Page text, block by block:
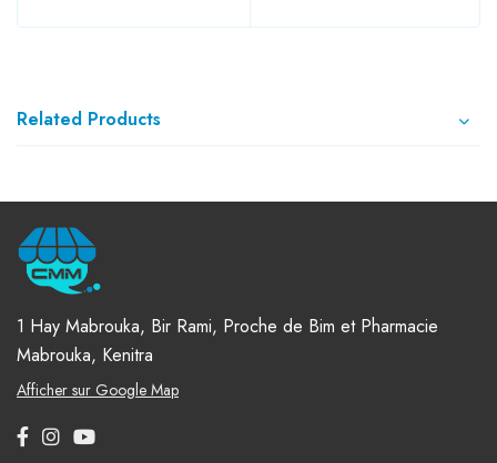
Related Products
1 Hay Mabrouka, Bir Rami, Proche de Bim et Pharmacie
Mabrouka, Kenitra
Afficher sur Google Map